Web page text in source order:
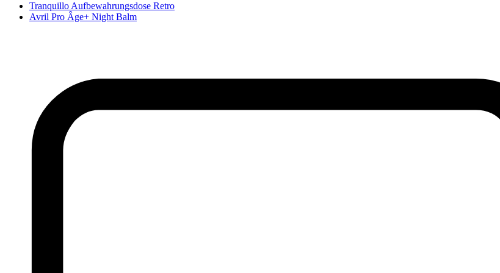
Tranquillo Aufbewahrungsdose Retro
Avril Pro Âge+ Night Balm